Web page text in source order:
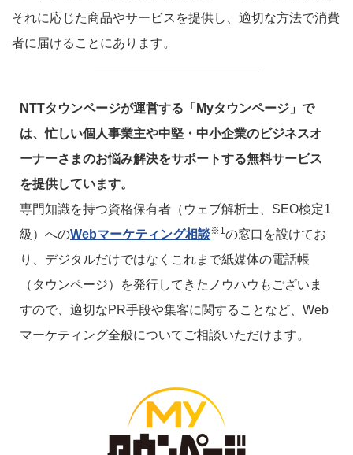
それに応じた商品やサービスを提供し、適切な方法で消費
者に届けることにあります。
NTTタウンページが運営する「Myタウンページ」で
は、忙しい個人事業主や中堅・中小企業のビジネスオ
ーナーさまのお悩み解決をサポートする無料サービス
を提供しています。
専門知識を持つ資格保有者（ウェブ解析士、SEO検定1
級）へのWebマーケティング相談※1の窓口を設けてお
り、デジタルだけではなくこれまで紙媒体の電話帳
（タウンページ）を発行してきたノウハウもございま
すので、適切なPR手段や集客に関することなど、Web
マーケティング全般についてご相談いただけます。